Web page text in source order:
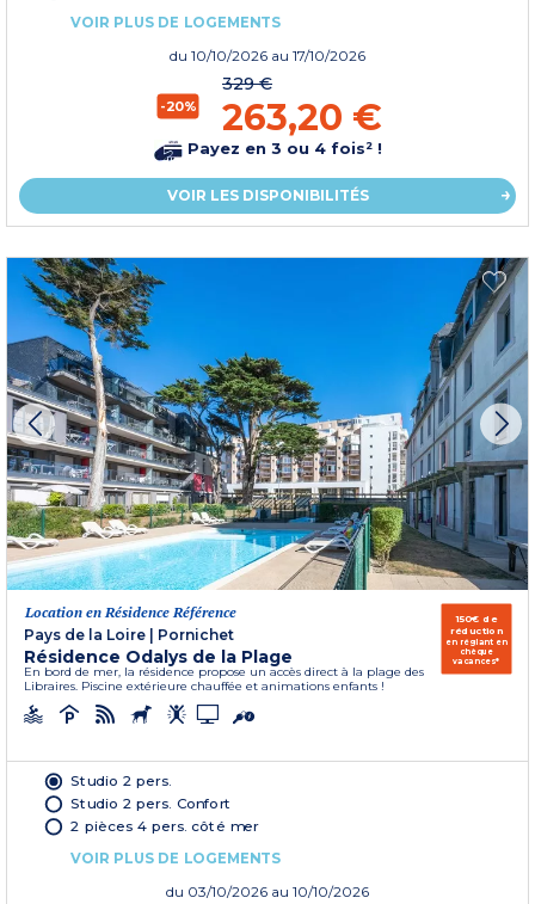
VOIR PLUS DE LOGEMENTS
du 10/10/2026 au 17/10/2026
-20%
329 €
263,20 €
Payez en 3 ou 4 fois² !
VOIR LES DISPONIBILITÉS
Location en Résidence Référence
Pays de la Loire | Pornichet
Résidence Odalys de la Plage
En bord de mer, la résidence propose un accès direct à la plage des
Libraires. Piscine extérieure chauffée et animations enfants !
150€ de
réduction
en réglant en
chèque
vacances*
Studio 2 pers.
Studio 2 pers. Confort
2 pièces 4 pers. côté mer
VOIR PLUS DE LOGEMENTS
du 03/10/2026 au 10/10/2026